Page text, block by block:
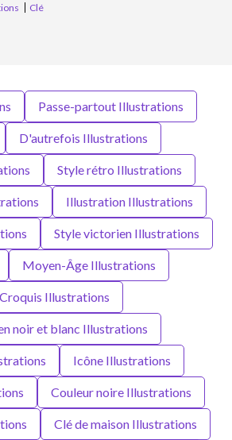
Clé
Passe-partout Illustrations
D'autrefois Illustrations
Style rétro Illustrations
Illustration Illustrations
Style victorien Illustrations
Moyen-Âge Illustrations
Croquis Illustrations
noir et blanc Illustrations
Icône Illustrations
Couleur noire Illustrations
Clé de maison Illustrations